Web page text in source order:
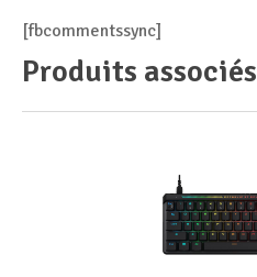
[fbcommentssync]
Produits associés